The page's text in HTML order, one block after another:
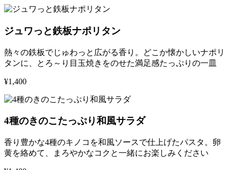
ジュワっと鉄板ナポリタン
熱々の鉄板でじゅわっと広がる香り。どこか懐かしいナポリ
タンに、とろ～り目玉焼きをのせた満足感たっぷりの一皿
¥1,400
4種のきのこたっぷり和風サラダ
香り豊かな4種のキノコを和風ソースで仕上げたパスタ。卵
黄を絡めて、まろやかなコクと一緒にお楽しみください